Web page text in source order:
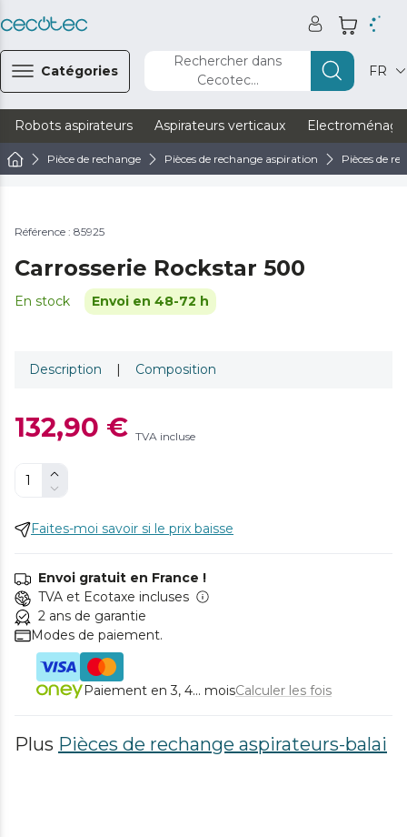
Catégories
Rechercher dans
Cecotec...
FR
Robots aspirateurs Aspirateurs verticaux
Pièce de rechange Pièces de rechange aspiration Pièces de
Référence : 85925
Carrosserie Rockstar 500
En stock Envoi en 48-72 h
Description | Composition
132,90 € TVA incluse
Faites-moi savoir si le prix baisse
Envoi gratuit en France !
TVA et Ecotaxe incluses
2 ans de garantie
Modes de paiement.
Paiement en 3, 4... moisCalculer les fois
Plus Pièces de rechange aspirateurs-balai